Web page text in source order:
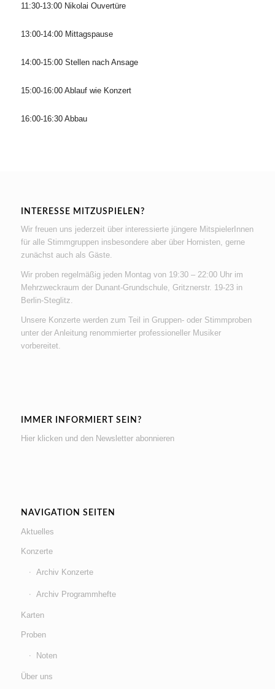
11:30-13:00 Nikolai Ouvertüre
13:00-14:00 Mittagspause
14:00-15:00 Stellen nach Ansage
15:00-16:00 Ablauf wie Konzert
16:00-16:30 Abbau
INTERESSE MITZUSPIELEN?
Wir freuen uns jederzeit über interessierte jüngere MitspielerInnen
für alle Stimmgruppen insbesondere aber über Hornisten, gerne
zunächst auch als Gäste.
Wir proben regelmäßig jeden Montag von 19:30 – 22:00 Uhr im
Mehrzweckraum der Dunant-Grundschule, Gritznerstr. 19-23 in
Berlin-Steglitz.
Unsere Konzerte werden zum Teil in Gruppen- oder Stimmproben
unter der Anleitung renommierter professioneller Musiker
vorbereitet.
IMMER INFORMIERT SEIN?
Hier klicken und den Newsletter abonnieren
NAVIGATION SEITEN
Aktuelles
Konzerte
Archiv Konzerte
Archiv Programmhefte
Karten
Proben
Noten
Über uns